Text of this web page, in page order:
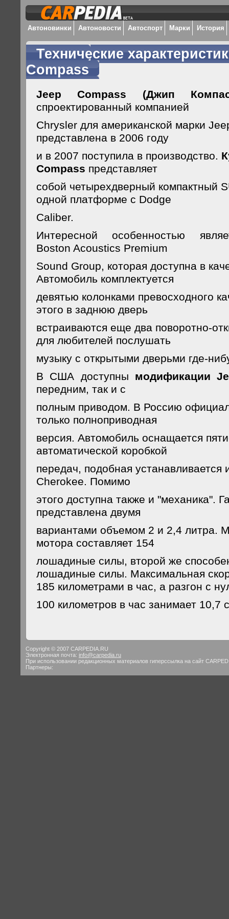
Автоновинки Автоновости Автоспорт Марки История
Технические
Compass
Jeep Compass (Джип
спроектированный компанией
Chrysler для американской марки
представлена в 2006 году
и в 2007 поступила в производство.
Compass представляет
собой четырехдверный компактный
одной платформе с Dodge
Caliber.
Интересной особенностью
Boston Acoustics Premium
Sound Group, которая доступна в
Автомобиль комплектуется
девятью колонками превосходного
этого в заднюю дверь
встраиваются еще два поворотно-
для любителей послушать
музыку с открытыми дверьми где-
В США доступны модификации
передним, так и с
полным приводом. В Россию
только полноприводная
версия. Автомобиль оснащается
автоматической коробкой
передач, подобная устанавливается
Cherokee. Помимо
этого доступна также и "механика".
представлена двумя
вариантами объемом 2 и 2,4 литра.
мотора составляет 154
лошадиные силы, второй же
лошадиные силы. Максимальная
185 километрами в час, а разгон с
100 километров в час занимает 10,7
Copyright © 2007 CARPEDIA.RU
Электронная почта: info@carpedia.ru
При использовании редакционных материалов гиперссылка на сайт
Партнеры: